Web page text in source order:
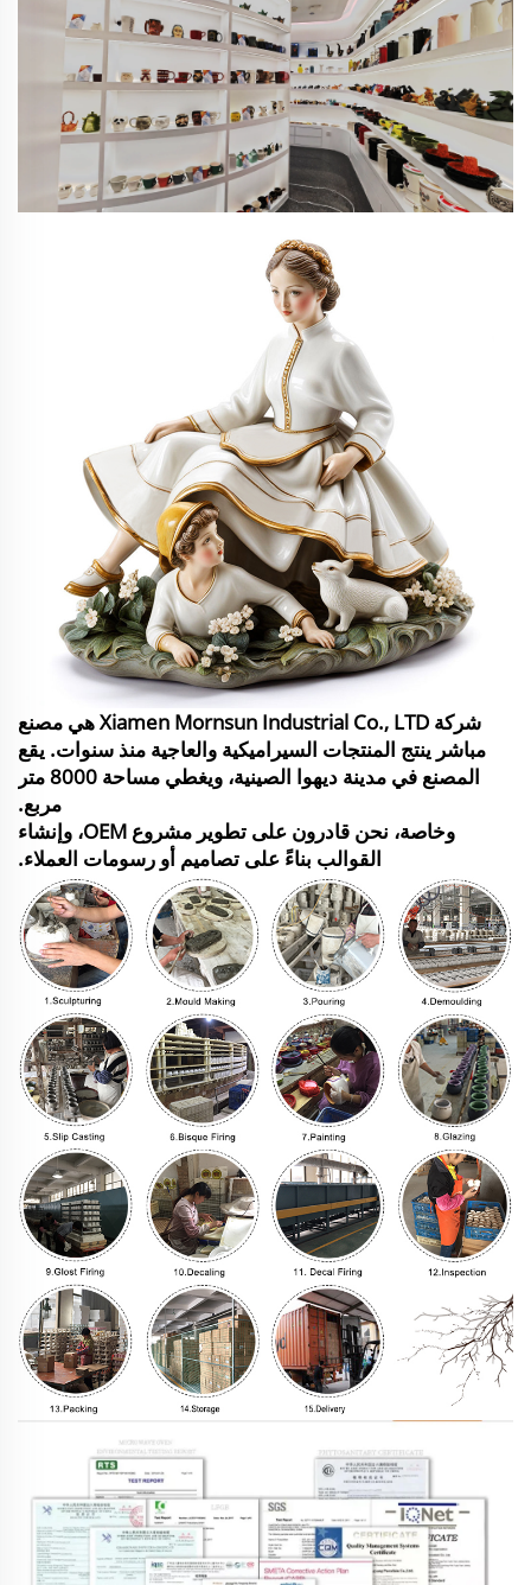
شركة Xiamen Mornsun Industrial Co., LTD هي مصنع
مباشر ينتج المنتجات السيراميكية والعاجية منذ سنوات. يقع
المصنع في مدينة ديهوا الصينية، ويغطي مساحة 8000 متر
مربع.
وخاصة، نحن قادرون على تطوير مشروع OEM، وإنشاء
القوالب بناءً على تصاميم أو رسومات العملاء.